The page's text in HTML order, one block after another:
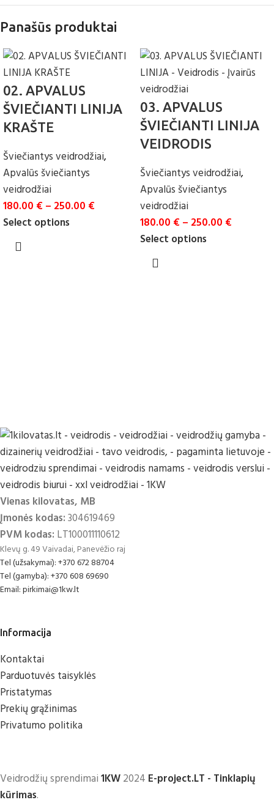
Panašūs produktai
02. APVALUS
ŠVIEČIANTI LINIJA
KRAŠTE
Šviečiantys veidrodžiai,
Apvalūs šviečiantys
veidrodžiai
180.00 € – 250.00 €
Select options
03. APVALUS
ŠVIEČIANTI LINIJA
VEIDRODIS
Šviečiantys veidrodžiai,
Apvalūs šviečiantys
veidrodžiai
180.00 € – 250.00 €
Select options
Vienas kilovatas, MB
Įmonės kodas:304619469
PVM kodas: LT100011110612
Klevų g. 49 Vaivadai, Panevėžio raj
Tel (užsakymai): +370 672 88704
Tel (gamyba): +370 608 69690
Email: pirkimai@1kw.lt
Informacija
Kontaktai
Parduotuvės taisyklės
Pristatymas
Prekių grąžinimas
Privatumo politika
Veidrodžių sprendimai1KW2024 E-project.LT - Tinklapių
kūrimas.